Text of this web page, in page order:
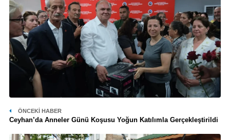
ÖNCEKI HABER
Ceyhan’da Anneler Günü Koşusu Yoğun Katılımla Gerçekleştirildi